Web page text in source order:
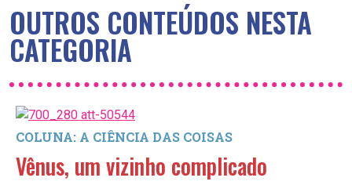
OUTROS CONTEÚDOS NESTA
CATEGORIA
COLUNA: A CIÊNCIA DAS COISAS
Vênus, um vizinho complicado